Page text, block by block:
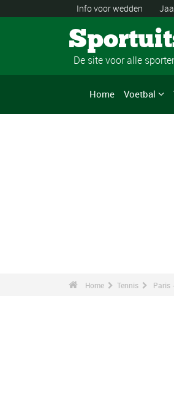
Info voor wedden
De site voor alle
Home Voetbal
Home Tennis Paris